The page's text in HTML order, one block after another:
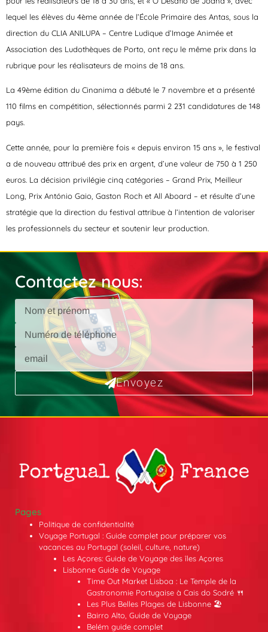
lequel les élèves du 4ème année de l’École Primaire des Antas, sous la
direction du CLIA ANILUPA – Centre Ludique d’Image Animée et
Association des Ludothèques de Porto, ont reçu le même prix dans la
rubrique pour les réalisateurs de moins de 18 ans.
La 49ème édition du Cinanima a débuté le 7 novembre et a présenté
110 films en compétition, sélectionnés parmi 2 231 candidatures de 148
pays.
Cette année, pour la première fois « depuis environ 15 ans », le festival
a de nouveau attribué des prix en argent, d’une valeur de 750 à 1 250
euros. La décision privilégie cinq catégories – Grand Prix, Meilleur
Long, Prix António Gaio, Gaston Roch et All Aboard – et résulte d’une
stratégie que la direction du festival attribue à l’intention de valoriser
les professionnels du secteur et soutenir leur production.
Contactez nous:
Envoyez
Pages
Politique de confidentialité
Voyage Portugal : Guide complet pour préparer vos
vacances au Portugal (soleil, culture, nature)
Les Açores: Guide de Voyage des îles Açores
Lisbonne Guide de Voyage
Time Out Market Lisboa : Le Temple de la
Gastronomie Portugaise à Cais do Sodré 🍴
Les Plus Belles Plages de Lisbonne 🏖️
Bairro Alto, Guide de Voyage
Belém guide complet